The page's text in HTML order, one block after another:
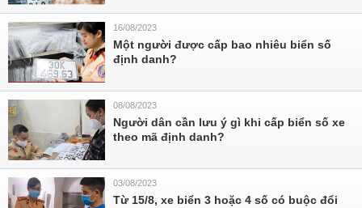
16/08/2023
Một người được cấp bao nhiêu biển số
định danh?
08/08/2023
Người dân cần lưu ý gì khi cấp biển số xe
theo mã định danh?
03/08/2023
Từ 15/8, xe biển 3 hoặc 4 số có buộc đổi